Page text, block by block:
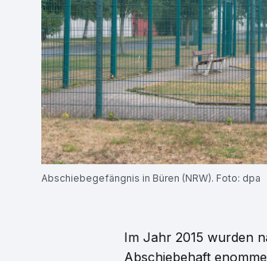
Abschiebegefängnis in Büren (NRW). Foto: dpa
Im Jahr 2015 wurden
Abschiebehaft